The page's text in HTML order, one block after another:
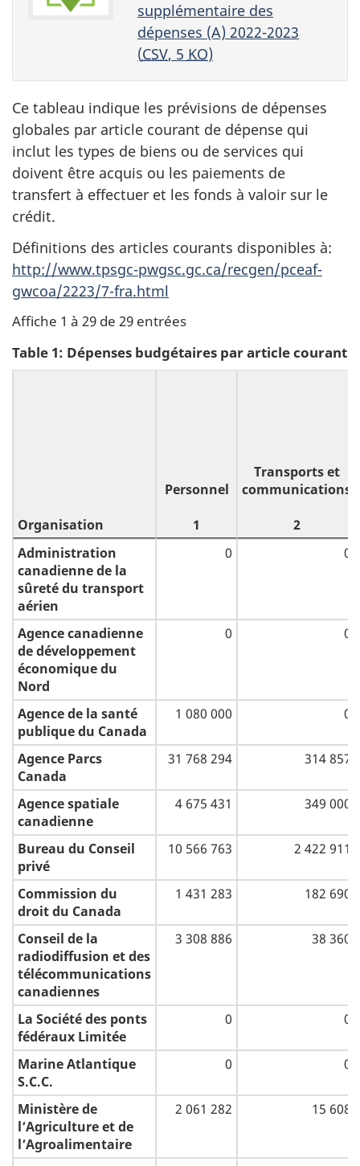
supplémentaire des
dépenses (A) 2022-2023
(CSV, 5 KO)
Ce tableau indique les prévisions de dépenses
globales par article courant de dépense qui
inclut les types de biens ou de services qui
doivent être acquis ou les paiements de
transfert à effectuer et les fonds à valoir sur le
crédit.
Définitions des articles courants disponibles à:
http://www.tpsgc-pwgsc.gc.ca/recgen/pceaf-
gwcoa/2223/7-fra.html
Affiche 1 à 29 de 29 entrées
Table 1: Dépenses budgétaires par article courant
Organisation
Personnel
1
Transports et
communications
2
Organisation
Personnel
Administration
canadienne de la
sûreté du transport
aérien
0 0
Agence canadienne
de développement
économique du
Nord
0 0
Agence de la santé
publique du Canada
1 080 000 0
Agence Parcs
Canada
31 768 294 314 857
Agence spatiale
canadienne
4 675 431 349 000
Bureau du Conseil
privé
10 566 763 2 422 911
Commission du
droit du Canada
1 431 283 182 690
Conseil de la
radiodiffusion et des
télécommunications
canadiennes
3 308 886 38 360
La Société des ponts
fédéraux Limitée
0 0
Marine Atlantique
S.C.C.
0 0
Ministère de
l’Agriculture et de
l’Agroalimentaire
2 061 282 15 608